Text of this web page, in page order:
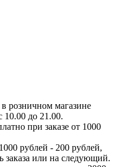
розничном магазине
10.00 до 21.00.
при заказе от 1000
рублей - 200 рублей,
заказа или на следующий.